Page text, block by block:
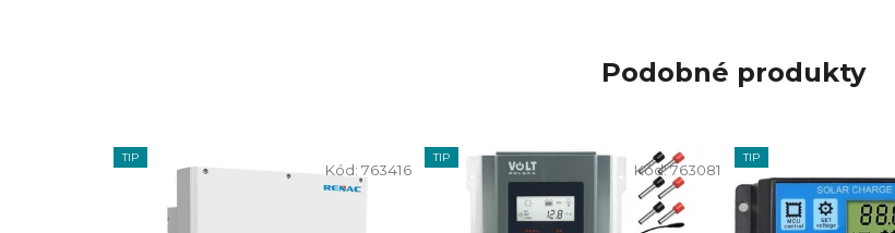
Podobné produkty
TIP
Kód: 763416
TIP
Kód:763081
TIP